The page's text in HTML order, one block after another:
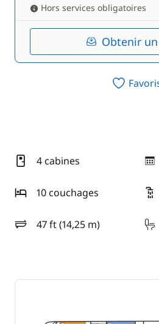
Hors services obligatoires
Obtenir
4 cabines
10 couchages
47 ft (14,25 m)
longueur